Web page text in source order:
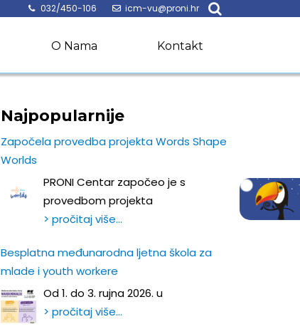
032/450-106 icm-vu@proni.hr
O Nama Kontakt
Najpopularnije
Započela provedba projekta Words Shape
Worlds
PRONI Centar započeo je s
provedbom projekta
> pročitaj više…
Besplatna međunarodna ljetna škola za
mlade i youth workere
Od 1. do 3. rujna 2026. u
> pročitaj više…